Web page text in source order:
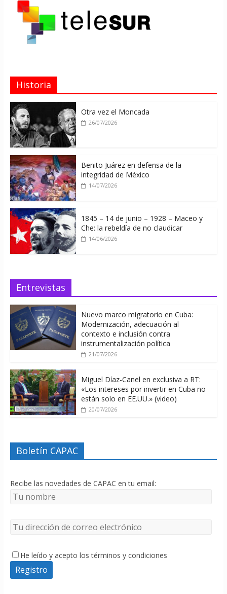
Historia
Otra vez el Moncada
26/07/2026
Benito Juárez en defensa de la
integridad de México
14/07/2026
1845 – 14 de junio – 1928 – Maceo y
Che: la rebeldía de no claudicar
14/06/2026
Entrevistas
Nuevo marco migratorio en Cuba:
Modernización, adecuación al
contexto e inclusión contra
instrumentalización política
21/07/2026
Miguel Díaz-Canel en exclusiva a RT:
«Los intereses por invertir en Cuba no
están solo en EE.UU.» (video)
20/07/2026
Boletín CAPAC
Recibe las novedades de CAPAC en tu email:
He leído y acepto los términos y condiciones